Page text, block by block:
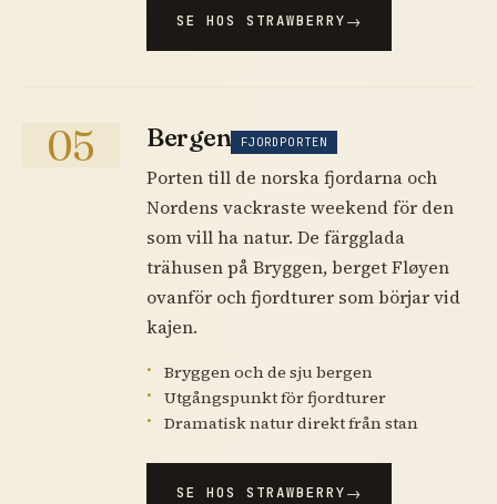
SE HOS STRAWBERRY
05 Bergen FJORDPORTEN
Porten till de norska fjordarna och
Nordens vackraste weekend för den
som vill ha natur. De färgglada
trähusen på Bryggen, berget Fløyen
ovanför och fjordturer som börjar vid
kajen.
Bryggen och de sju bergen
Utgångspunkt för fjordturer
Dramatisk natur direkt från stan
SE HOS STRAWBERRY